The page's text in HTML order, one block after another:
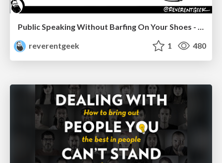
Public Speaking Without Barfing On Your Shoes - THAT 2023
reverentgeek
1 480